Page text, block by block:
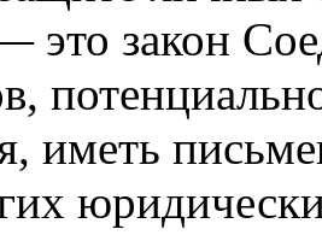
это закон
иметь